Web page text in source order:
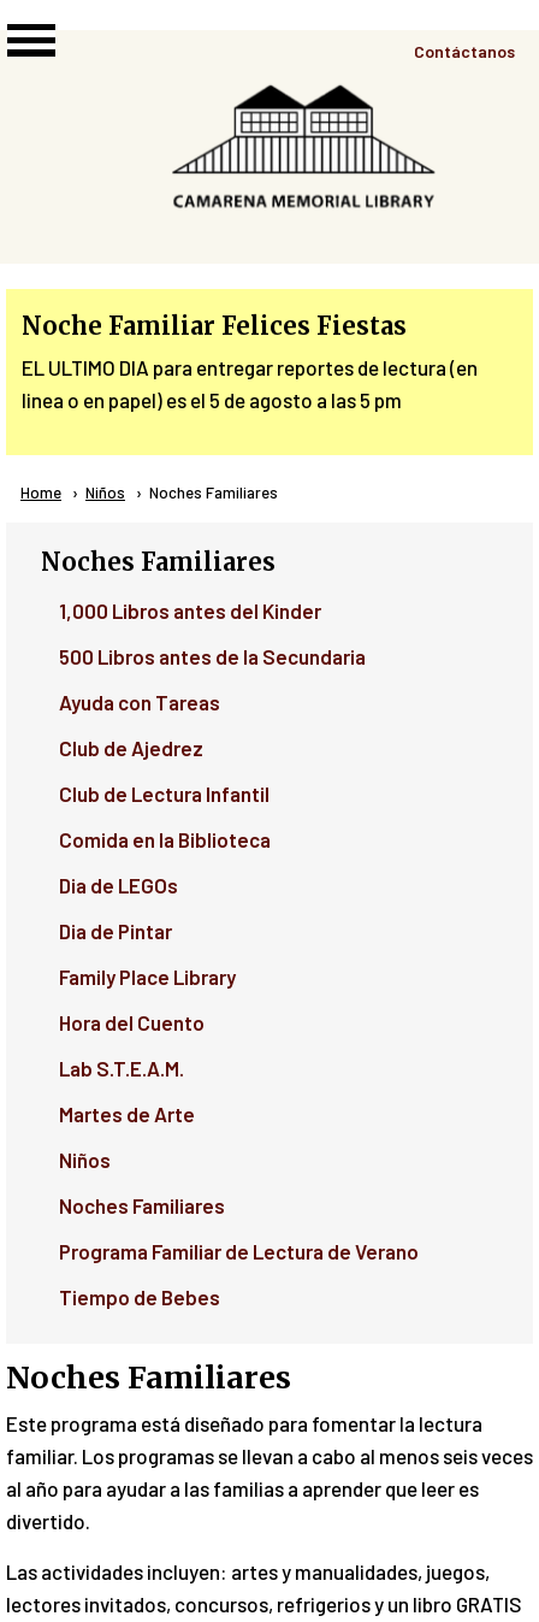
Top
Menu
Contáctanos
Noche Familiar Felices Fiestas
EL ULTIMO DIA para entregar reportes de lectura (en
linea o en papel) es el 5 de agosto a las 5 pm
Breadcrumb
Home Niños Current:
Noches Familiares
Noches Familiares
1,000 Libros antes del Kinder
500 Libros antes de la Secundaria
Ayuda con Tareas
Club de Ajedrez
Club de Lectura Infantil
Comida en la Biblioteca
Dia de LEGOs
Dia de Pintar
Family Place Library
Hora del Cuento
Lab S.T.E.A.M.
Martes de Arte
Niños
Noches Familiares
Programa Familiar de Lectura de Verano
Tiempo de Bebes
Noches Familiares
Este programa está diseñado para fomentar la lectura
familiar. Los programas se llevan a cabo al menos seis veces
al año para ayudar a las familias a aprender que leer es
divertido.
Las actividades incluyen: artes y manualidades, juegos,
lectores invitados, concursos, refrigerios y un libro GRATIS